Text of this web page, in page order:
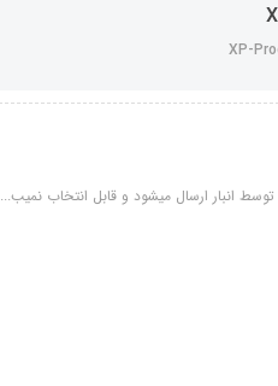
XP-
انبار ارسال میشود و قابل انتخاب نمیب...